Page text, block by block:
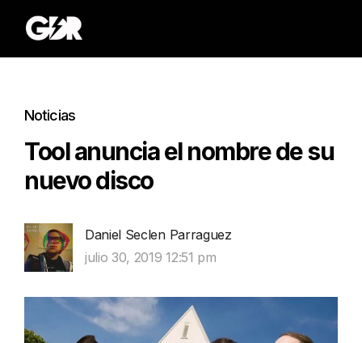
Noticias
Tool anuncia el nombre de su
nuevo disco
Daniel Seclen Parraguez
julio 30, 2019 12:51 pm